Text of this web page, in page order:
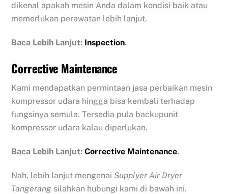
dikenal apakah mesin Anda dalam kondisi baik atau
memerlukan perawatan lebih lanjut.
Baca Lebih Lanjut: Inspection.
Corrective Maintenance
Kami mendapatkan permintaan jasa perbaikan mesin
kompressor udara hingga bisa kembali terhadap
fungsinya semula. Tersedia pula backupunit
kompressor udara kalau diperlukan.
Baca Lebih Lanjut:Corrective Maintenance.
Nah, lebih lanjut mengenai Supplyer Air Dryer
Tangerang silahkan hubungi kami di bawah ini.